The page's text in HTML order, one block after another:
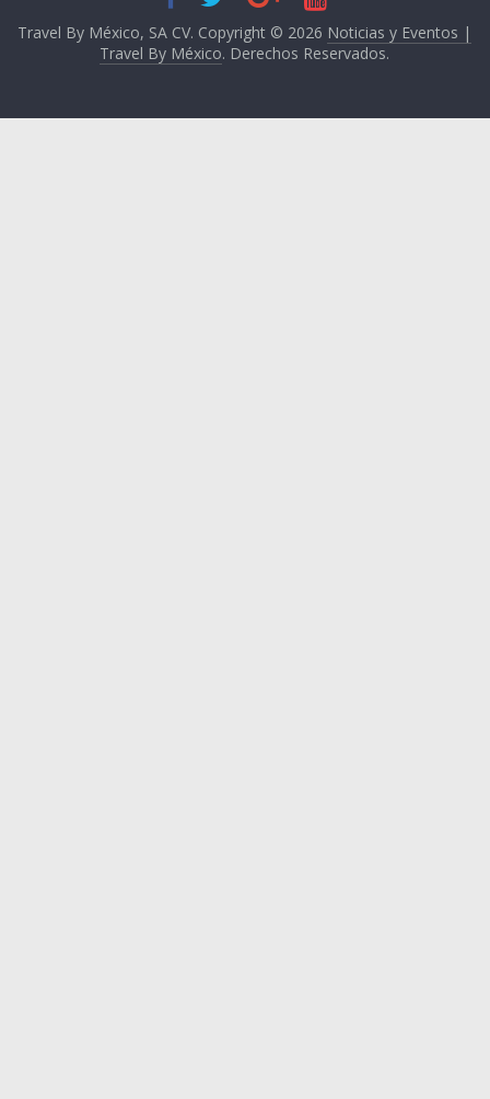
Travel By México, SA CV. Copyright © 2026 Noticias y Eventos |
Travel By México. Derechos Reservados.